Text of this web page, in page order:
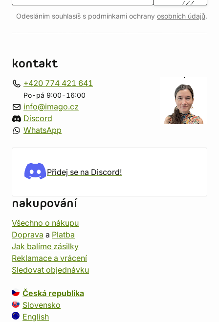
Odesláním souhlasíš s podmínkami ochrany osobních údajů.
kontakt
+420 774 421 641
Po-pá 9:00-16:00
info@imago.cz
Discord
WhatsApp
Přidej se na Discord!
nakupování
Všechno o nákupu
Doprava a Platba
Jak balíme zásilky
Reklamace a vrácení
Sledovat objednávku
Česká republika
Slovensko
English